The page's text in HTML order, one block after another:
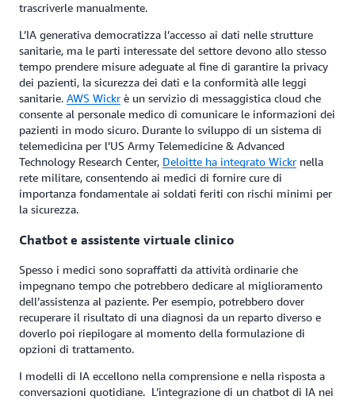
trascriverle manualmente.
L’IA generativa democratizza l’accesso ai dati nelle strutture
sanitarie, ma le parti interessate del settore devono allo stesso
tempo prendere misure adeguate al fine di garantire la privacy
dei pazienti, la sicurezza dei dati e la conformità alle leggi
sanitarie. AWS Wickr è un servizio di messaggistica cloud che
consente al personale medico di comunicare le informazioni dei
pazienti in modo sicuro. Durante lo sviluppo di un sistema di
telemedicina per l’US Army Telemedicine & Advanced
Technology Research Center, Deloitte ha integrato Wickr nella
rete militare, consentendo ai medici di fornire cure di
importanza fondamentale ai soldati feriti con rischi minimi per
la sicurezza.
Chatbot e assistente virtuale clinico
Spesso i medici sono sopraffatti da attività ordinarie che
impegnano tempo che potrebbero dedicare al miglioramento
dell’assistenza al paziente. Per esempio, potrebbero dover
recuperare il risultato di una diagnosi da un reparto diverso e
doverlo poi riepilogare al momento della formulazione di
opzioni di trattamento.
I modelli di IA eccellono nella comprensione e nella risposta a
conversazioni quotidiane. L’integrazione di un chatbot di IA nei